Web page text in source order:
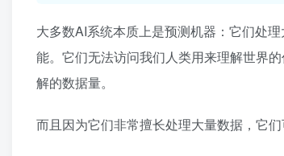
大多数AI系统本质上是预测机器：它们处
能。它们无法访问我们人类用来理解世界
解的数据量。
而且因为它们非常擅长处理大量数据，它